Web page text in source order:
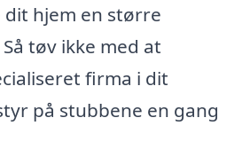
hjem en større
tøv ikke med at
firma i dit
på stubbene en gang